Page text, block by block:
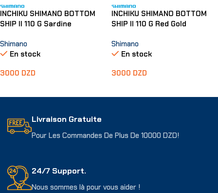
INCHIKU SHIMANO BOTTOM
SHIP II 110 G Sardine
Shimano
En stock
3000 DZD
INCHIKU SHIMANO BOTTOM
SHIP II 110 G Red Gold
Shimano
En stock
3000 DZD
Livraison Gratuite
Pour Les Commandes De Plus De 10000 DZD!
24/7 Support.
Nous sommes là pour vous aider !